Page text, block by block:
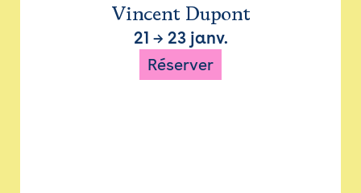
Vincent Dupont
21 → 23 janv.
Réserver